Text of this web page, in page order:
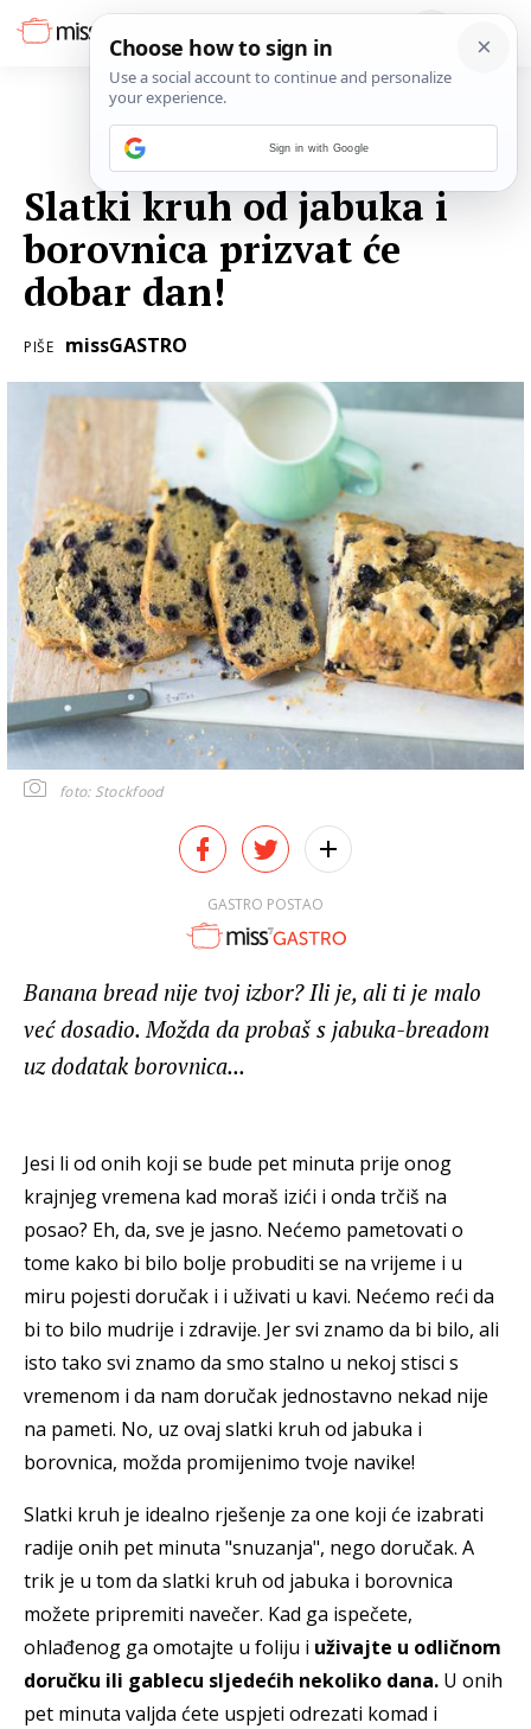
Slatki kruh od jabuka i
borovnica prizvat će
dobar dan!
PIŠE missGASTRO
foto: Stockfood
GASTRO POSTAO
Banana bread nije tvoj izbor? Ili je, ali ti je malo
već dosadio. Možda da probaš s jabuka-breadom
uz dodatak borovnica...
Jesi li od onih koji se bude pet minuta prije onog
krajnjeg vremena kad moraš izići i onda trčiš na
posao? Eh, da, sve je jasno. Nećemo pametovati o
tome kako bi bilo bolje probuditi se na vrijeme i u
miru pojesti doručak i i uživati u kavi. Nećemo reći da
bi to bilo mudrije i zdravije. Jer svi znamo da bi bilo, ali
isto tako svi znamo da smo stalno u nekoj stisci s
vremenom i da nam doručak jednostavno nekad nije
na pameti. No, uz ovaj slatki kruh od jabuka i
borovnica, možda promijenimo tvoje navike!
Slatki kruh je idealno rješenje za one koji će izabrati
radije onih pet minuta "snuzanja", nego doručak. A
trik je u tom da slatki kruh od jabuka i borovnica
možete pripremiti navečer. Kad ga ispečete,
ohlađenog ga omotajte u foliju i uživajte u odličnom
doručku ili gablecu sljedećih nekoliko dana. U onih
pet minuta valjda ćete uspjeti odrezati komad i
Sign in with Google